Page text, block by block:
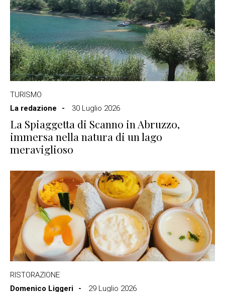
TURISMO
La redazione
30 Luglio 2026
La Spiaggetta di Scanno in Abruzzo,
immersa nella natura di un lago
meraviglioso
RISTORAZIONE
Domenico Liggeri
29 Luglio 2026